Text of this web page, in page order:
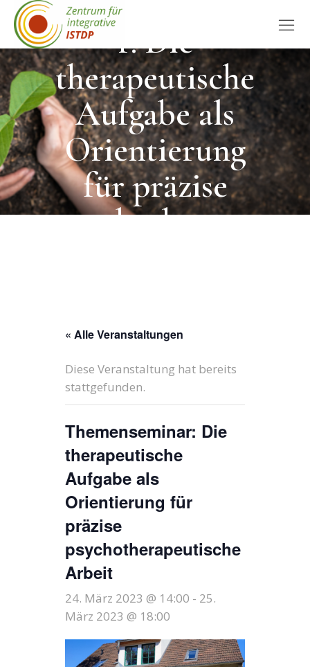
r: Die
therapeutische
Aufgabe als
Orientierung
für präzise
psychotherape
« Alle Veranstaltungen
Diese Veranstaltung hat bereits
stattgefunden.
Themenseminar: Die
therapeutische
Aufgabe als
Orientierung für
präzise
psychotherapeutische
Arbeit
24. März 2023 @ 14:00 - 25.
März 2023 @ 18:00